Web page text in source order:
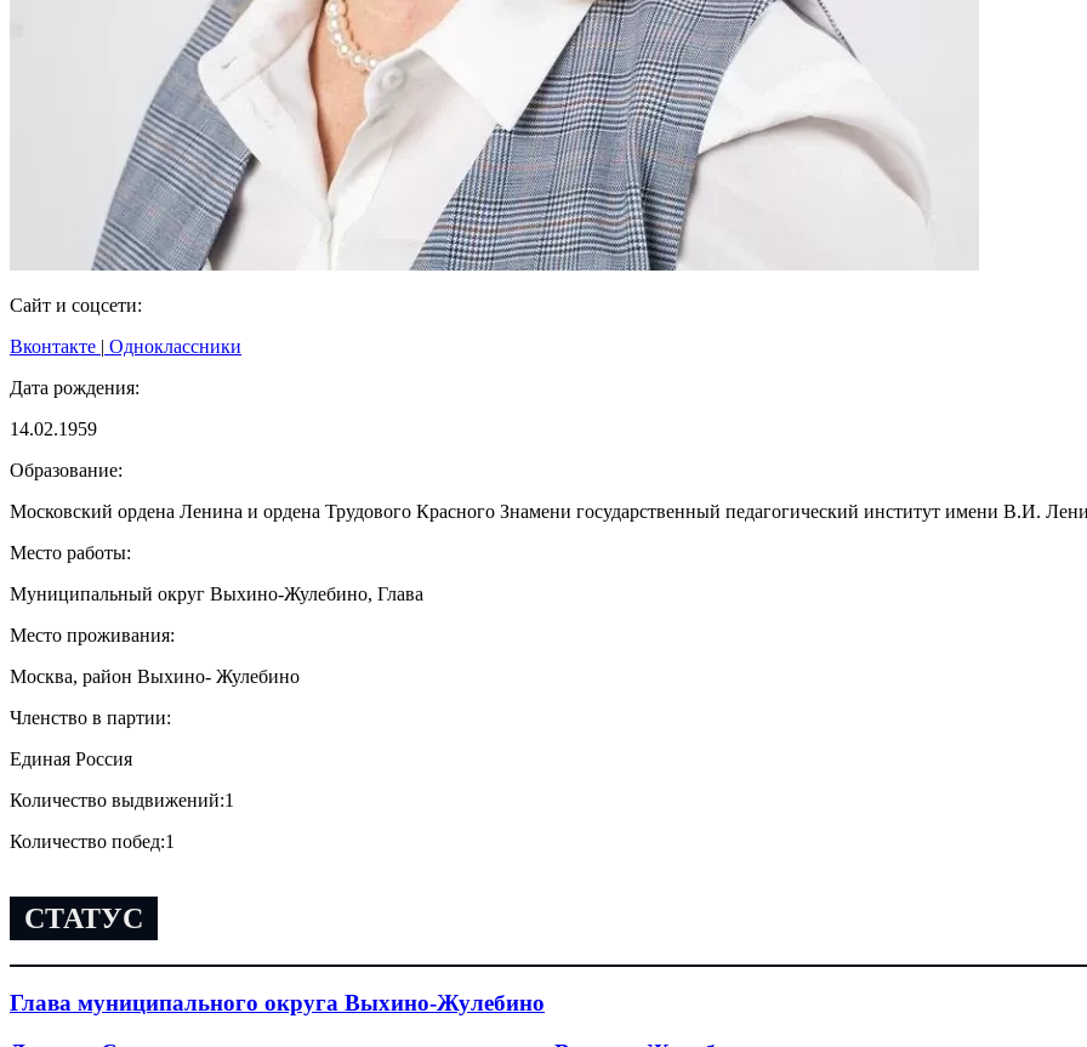
Сайт и соцсети:
Вконтакте | Одноклассники
Дата рождения:
14.02.1959
Образование:
Московский ордена Ленина и ордена Трудового Красного Знамени государственный педагогический институт имени В.И.
Место работы:
Муниципальный округ Выхино-Жулебино, Глава
Место проживания:
Москва, район Выхино- Жулебино
Членство в партии:
Единая Россия
Количество выдвижений:1
Количество побед:1
СТАТУС
Глава муниципального округа Выхино-Жулебино